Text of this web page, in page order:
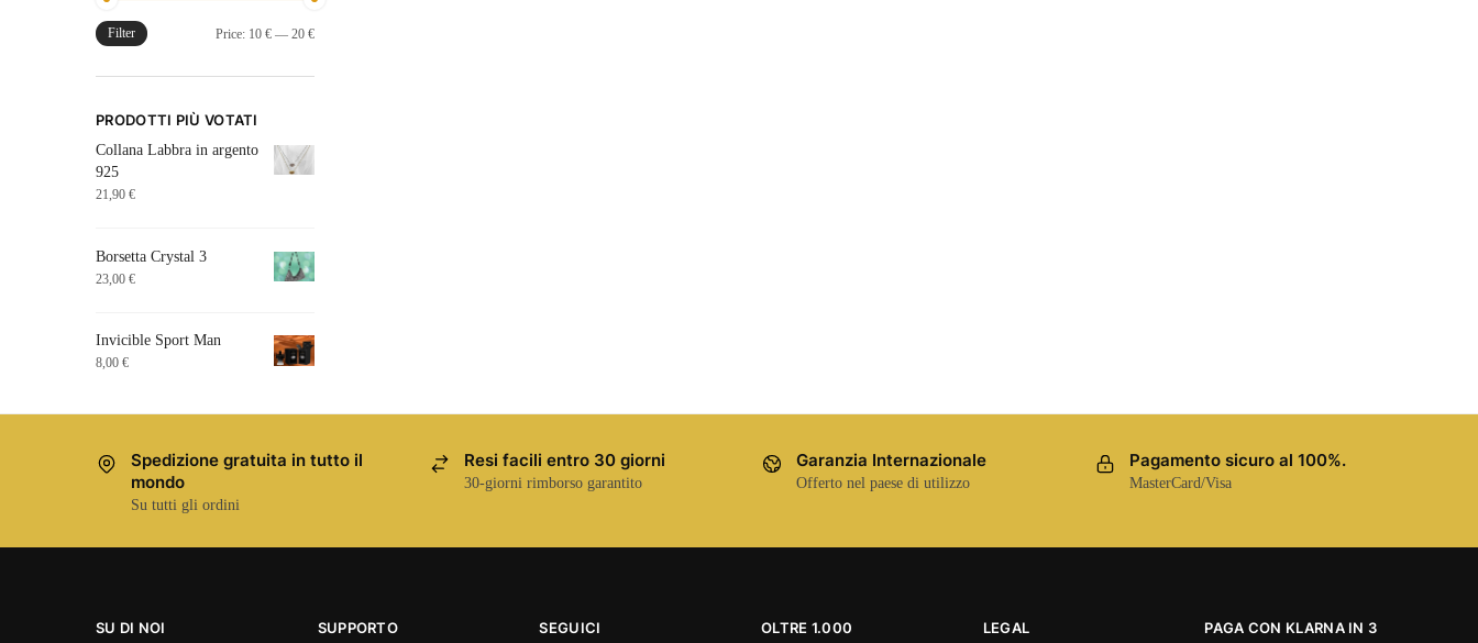
Filter Price: 10 €— 20 €
PRODOTTI PIÙ VOTATI
Collana Labbra in argento
925
21,90 €
Borsetta Crystal 3
23,00 €
Invicible Sport Man
8,00 €
Spedizione gratuita in tutto il
mondo
Su tutti gli ordini
Resi facili entro 30 giorni
30-giorni rimborso garantito
Garanzia Internazionale
Offerto nel paese di utilizzo
Pagamento sicuro al 100%.
MasterCard/Visa
SU DI NOI SUPPORTO SEGUICI
OLTRE 1.000
LEGAL
PAGA CON KLARNA IN 3